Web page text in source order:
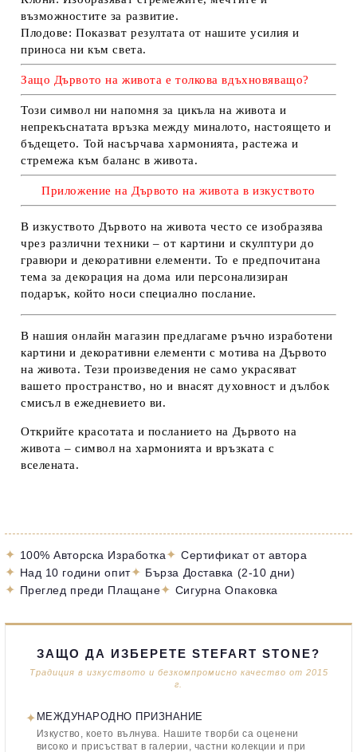
възможностите за развитие.
Плодове: Показват резултата от нашите усилия и
приноса ни към света.
Защо Дървото на живота е толкова вдъхновяващо?
Този символ ни напомня за цикъла на живота и
непрекъснатата връзка между миналото, настоящето и
бъдещето. Той насърчава хармонията, растежа и
стремежа към баланс в живота.
Приложение на Дървото на живота в изкуството
В изкуството Дървото на живота често се изобразява
чрез различни техники – от картини и скулптури до
гравюри и декоративни елементи. То е предпочитана
тема за декорация на дома или персонализиран
подарък, който носи специално послание.
В нашия онлайн магазин предлагаме ръчно изработени
картини и декоративни елементи с мотива на Дървото
на живота. Тези произведения не само украсяват
вашето пространство, но и внасят духовност и дълбок
смисъл в ежедневието ви.
Открийте красотата и посланието на Дървото на
живота – символ на хармонията и връзката с
вселената.
✦ 100% Авторска Изработка✦ Сертификат от автора
✦ Над 10 години опит✦ Бърза Доставка (2-10 дни)
✦ Преглед преди Плащане✦ Сигурна Опаковка
ЗАЩО ДА ИЗБЕРЕТЕ STEFART STONE?
Традиция в изкуството и безкомпромисно качество от 2015
г.
✦ МЕЖДУНАРОДНО ПРИЗНАНИЕ
Изкуство, което вълнува. Нашите творби са оценени
високо и присъстват в галерии, частни колекции и при